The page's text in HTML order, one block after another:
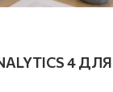
4 ДЛЯ